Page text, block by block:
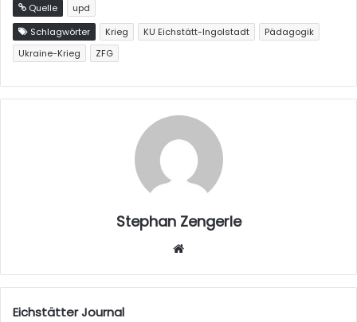
Quelle
upd
Schlagwörter
Krieg KU Eichstätt-Ingolstadt
Pädagogik
Ukraine-Krieg
ZFG
Stephan Zengerle
sei
Eichstätter Journal